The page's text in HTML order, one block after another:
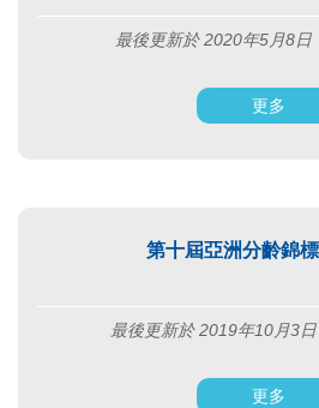
最後更新於 2020年5月8日
更多
第十屆亞洲分齡錦
最後更新於 2019年10月3
更多